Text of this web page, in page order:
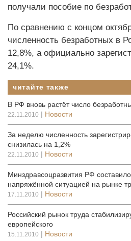
получали пособие по
По сравнению с концом
численность безработных в
12,8%, а официально
24,1%.
читайте также
В РФ вновь растёт число
22.11.2010 | Новости
За неделю численность
снизилась на 1,2%
22.11.2010 | Новости
Минздравсоцразвития РФ
напряжённой ситуацией на рынке
17.11.2010 | Новости
Российский рынок труда
европейского
15.11.2010 | Новости